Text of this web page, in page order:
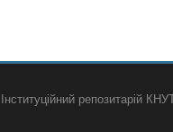
Інституційний репозитарій